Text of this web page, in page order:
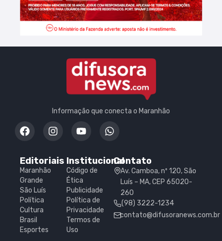
Informação que conecta o Maranhão
Editoriais
Maranhão
Grande
São Luís
Política
Cultura
Brasil
Esportes
Institucional
Código de
Ética
Publicidade
Política de
Privacidade
Termos de
Uso
Contato
Av. Camboa, nº 120, São
Luís – MA, CEP 65020-
260
(98) 3222-1234
contato@difusoranews.com.br